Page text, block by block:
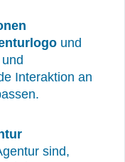
und
Interaktion an
sind,